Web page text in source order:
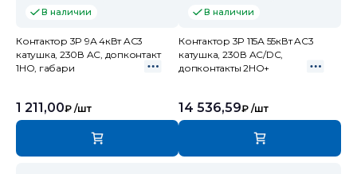
В наличии
Контактор 3P 9А 4кВт AC3
катушка, 230В AC, допконтакт
1НО, габари
1 211,00₽ /шт
В наличии
Контактор 3P 115А 55кВт AC3
катушка, 230В AC/DC,
допконтакты 2НО+
14 536,59₽ /шт